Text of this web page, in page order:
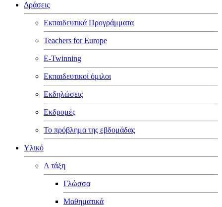
Δράσεις
Εκπαιδευτικά Προγράμματα
Teachers for Europe
E-Twinning
Εκπαιδευτικοί όμιλοι
Εκδηλώσεις
Εκδρομές
Το πρόβλημα της εβδομάδας
Υλικό
Α τάξη
Γλώσσα
Μαθηματικά